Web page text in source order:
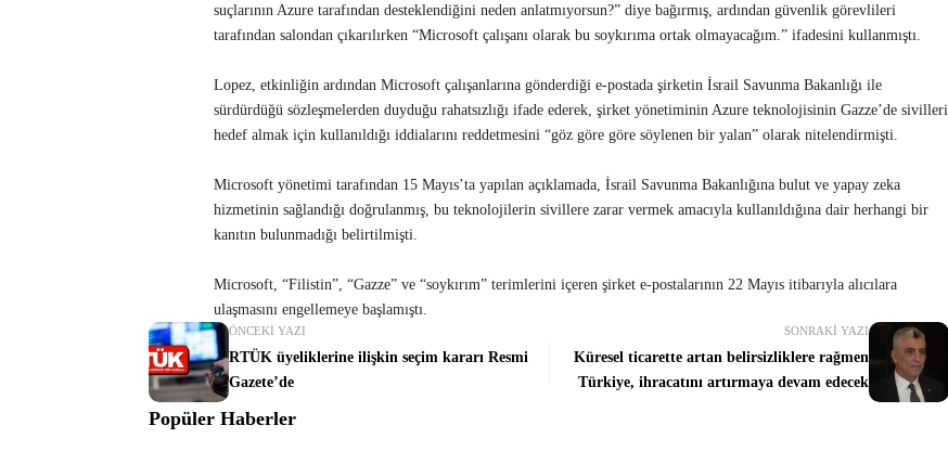
suçlarının Azure tarafından desteklendiğini neden anlatmıyorsun?” diye bağırmış, ardından güvenlik görevlileri
tarafından salondan çıkarılırken “Microsoft çalışanı olarak bu soykırıma ortak olmayacağım.” ifadesini kullanmıştı.
Lopez, etkinliğin ardından Microsoft çalışanlarına gönderdiği e-postada şirketin İsrail Savunma Bakanlığı ile
sürdürdüğü sözleşmelerden duyduğu rahatsızlığı ifade ederek, şirket yönetiminin Azure teknolojisinin Gazze’de sivilleri
hedef almak için kullanıldığı iddialarını reddetmesini “göz göre göre söylenen bir yalan” olarak nitelendirmişti.
Microsoft yönetimi tarafından 15 Mayıs’ta yapılan açıklamada, İsrail Savunma Bakanlığına bulut ve yapay zeka
hizmetinin sağlandığı doğrulanmış, bu teknolojilerin sivillere zarar vermek amacıyla kullanıldığına dair herhangi bir
kanıtın bulunmadığı belirtilmişti.
Microsoft, “Filistin”, “Gazze” ve “soykırım” terimlerini içeren şirket e-postalarının 22 Mayıs itibarıyla alıcılara
ulaşmasını engellemeye başlamıştı.
ÖNCEKI YAZI
RTÜK üyeliklerine ilişkin seçim kararı Resmi
Gazete’de
SONRAKI YAZI
Küresel ticarette artan belirsizliklere rağmen
Türkiye, ihracatını artırmaya devam edecek
Popüler Haberler